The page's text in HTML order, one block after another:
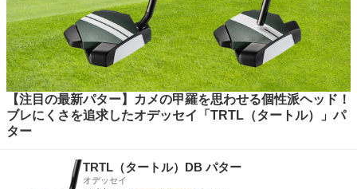
【注目の最新パター】カメの甲羅を思わせる個性派ヘッド！
ブレにくさを追求したオデッセイ「TRTL（タートル）」パ
ター
TRTL（タートル）DB パター
オデッセイ